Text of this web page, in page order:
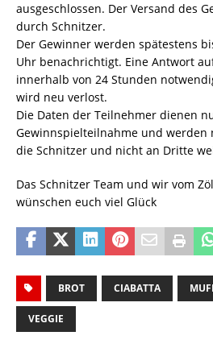
ausgeschlossen. Der Versand des
durch Schnitzer.
Der Gewinner werden spätestens
Uhr benachrichtigt. Eine Antwort
innerhalb von 24 Stunden
wird neu verlost.
Die Daten der Teilnehmer dienen
Gewinnspielteilnahme und werden
die Schnitzer und nicht an Dritte
Das Schnitzer Team und wir vom
wünschen euch viel Glück
BROT CIABATTA
VEGGIE